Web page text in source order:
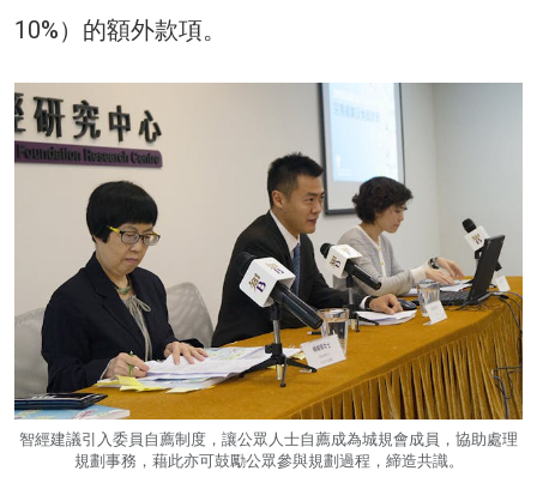
10%）的額外款項。
智經建議引入委員自薦制度，讓公眾人士自薦成為城規會成員，協助處理
規劃事務，藉此亦可鼓勵公眾參與規劃過程，締造共識。